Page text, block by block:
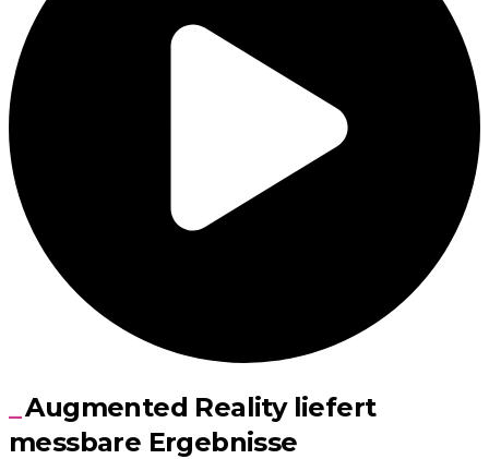
Augmented Reality liefert
messbare Ergebnisse